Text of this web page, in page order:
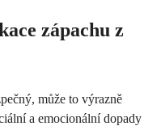
zápachu z
může to výrazně
a emocionální dopady